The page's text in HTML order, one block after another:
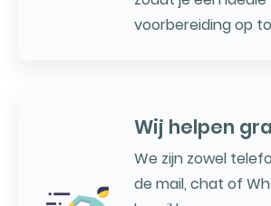
voorbereiding op
Wij helpen
We zijn zowel
de mail, chat of